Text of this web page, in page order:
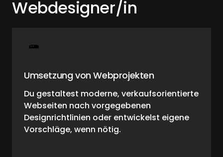
Webdesigner/in
Umsetzung von Webprojekten
Du gestaltest moderne, verkaufsorientierte
Webseiten nach vorgegebenen
Designrichtlinien oder entwickelst eigene
Vorschläge, wenn nötig.